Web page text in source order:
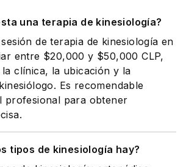
una terapia de kinesiología?
de terapia de kinesiología en
entre $20,000 y $50,000 CLP,
la clínica, la ubicación y la
Es recomendable
profesional para obtener
tipos de kinesiología hay?